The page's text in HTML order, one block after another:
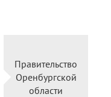
Правительство
Оренбургской
области